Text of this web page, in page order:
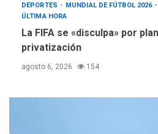
DEPORTES MUNDIAL DE FÚTBOL 2026
ÚLTIMA HORA
La FIFA se «disculpa» por
privatización
agosto 6, 2026 154